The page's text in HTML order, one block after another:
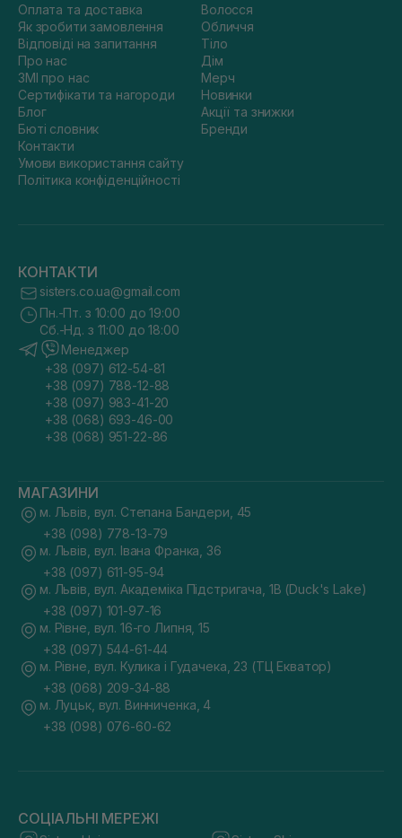
Оплата та доставка
Як зробити замовлення
Відповіді на запитання
Про нас
ЗМІ про нас
Сертифікати та нагороди
Блог
Бюті словник
Контакти
Умови використання сайту
Політика конфіденційності
Волосся
Обличчя
Тіло
Дім
Мерч
Новинки
Акції та знижки
Бренди
КОНТАКТИ
sisters.co.ua@gmail.com
Пн.-Пт. з 10:00 до 19:00
Сб.-Нд. з 11:00 до 18:00
Менеджер
+38 (097) 612-54-81
+38 (097) 788-12-88
+38 (097) 983-41-20
+38 (068) 693-46-00
+38 (068) 951-22-86
МАГАЗИНИ
м. Львів, вул. Степана Бандери, 45
+38 (098) 778-13-79
м. Львів, вул. Івана Франка, 36
+38 (097) 611-95-94
м. Львів, вул. Академіка Підстригача, 1В (Duck's Lake)
+38 (097) 101-97-16
м. Рівне, вул. 16-го Липня, 15
+38 (097) 544-61-44
м. Рівне, вул. Кулика і Гудачека, 23 (ТЦ Екватор)
+38 (068) 209-34-88
м. Луцьк, вул. Винниченка, 4
+38 (098) 076-60-62
СОЦІАЛЬНІ МЕРЕЖІ